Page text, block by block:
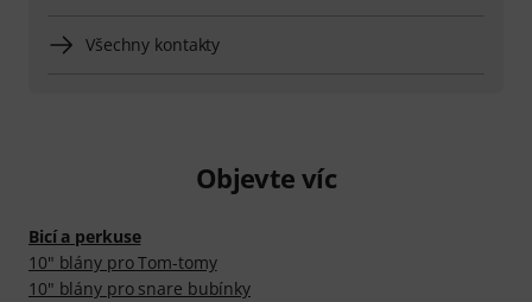
Všechny kontakty
Objevte víc
Bicí a perkuse
10" blány pro Tom-tomy
10" blány pro snare bubínky